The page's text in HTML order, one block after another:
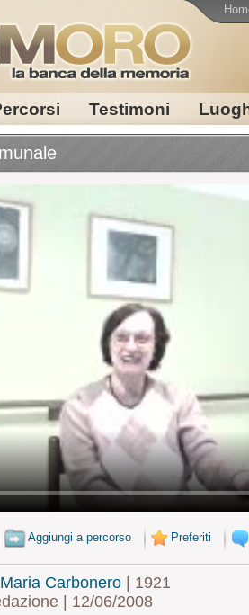
Testimoni
Aggiungi a percorso Preferiti
Maria Carbonero| 1921
| 12/06/2008